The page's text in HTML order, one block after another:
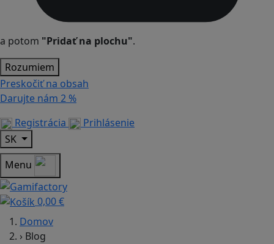
a potom "Pridať na plochu".
Rozumiem
Preskočiť na obsah
Darujte nám 2 %
Registrácia
Prihlásenie
SK
Menu
0,00 €
Domov
› Blog